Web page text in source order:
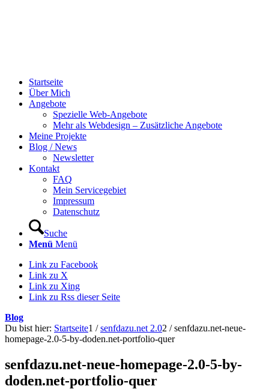
Startseite
Über Mich
Angebote
Spezielle Web-Angebote
Mehr als Webdesign – Zusätzliche Angebote
Meine Projekte
Blog / News
Newsletter
Kontakt
FAQ
Mein Servicegebiet
Impressum
Datenschutz
Suche
Menü Menü
Link zu Facebook
Link zu X
Link zu Xing
Link zu Rss dieser Seite
Blog
Du bist hier: Startseite1 / senfdazu.net 2.02 / senfdazu.net-neue-
homepage-2.0-5-by-doden.net-portfolio-quer
senfdazu.net-neue-homepage-2.0-5-by-
doden.net-portfolio-quer